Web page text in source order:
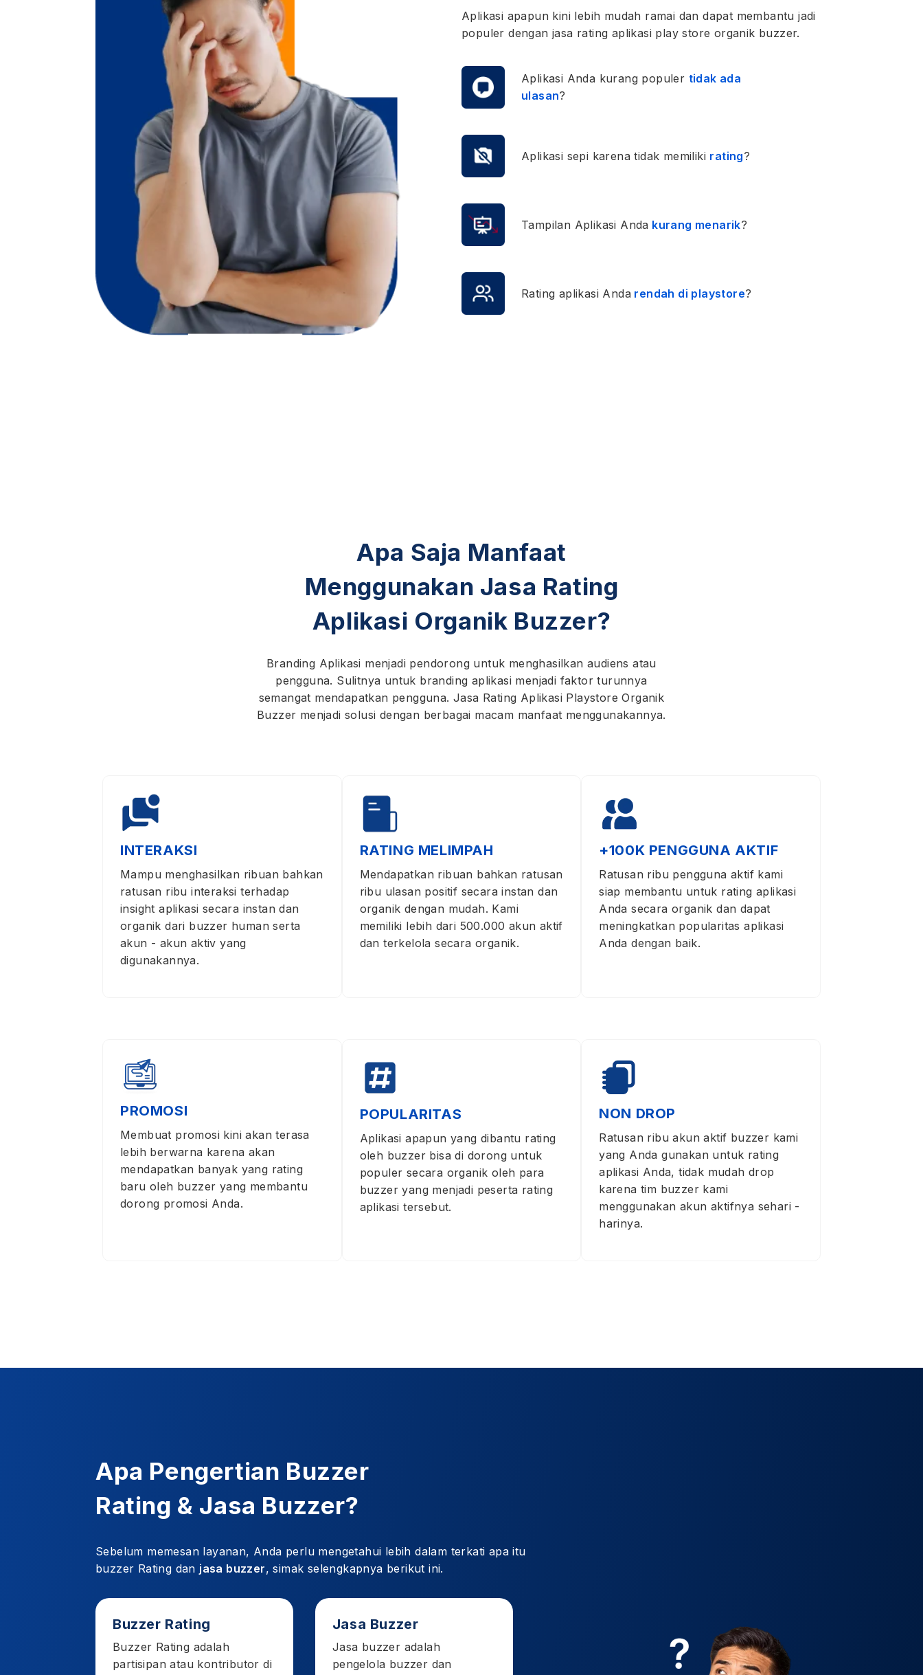
Aplikasi apapun kini lebih mudah ramai dan dapat membantu jadi
populer dengan jasa rating aplikasi play store organik buzzer.
Aplikasi Anda kurang populer tidak ada
ulasan?
Aplikasi sepi karena tidak memiliki rating?
Tampilan Aplikasi Anda kurang menarik?
Rating aplikasi Anda rendah di playstore?
Apa Saja Manfaat
Menggunakan Jasa Rating
Aplikasi Organik Buzzer?
Branding Aplikasi menjadi pendorong untuk menghasilkan audiens atau
pengguna. Sulitnya untuk branding aplikasi menjadi faktor turunnya
semangat mendapatkan pengguna. Jasa Rating Aplikasi Playstore Organik
Buzzer menjadi solusi dengan berbagai macam manfaat menggunakannya.
INTERAKSI
Mampu menghasilkan ribuan bahkan
ratusan ribu interaksi terhadap
insight aplikasi secara instan dan
organik dari buzzer human serta
akun - akun aktiv yang
digunakannya.
RATING MELIMPAH
Mendapatkan ribuan bahkan ratusan
ribu ulasan positif secara instan dan
organik dengan mudah. Kami
memiliki lebih dari 500.000 akun aktif
dan terkelola secara organik.
+100K PENGGUNA AKTIF
Ratusan ribu pengguna aktif kami
siap membantu untuk rating aplikasi
Anda secara organik dan dapat
meningkatkan popularitas aplikasi
Anda dengan baik.
PROMOSI
Membuat promosi kini akan terasa
lebih berwarna karena akan
mendapatkan banyak yang rating
baru oleh buzzer yang membantu
dorong promosi Anda.
POPULARITAS
Aplikasi apapun yang dibantu rating
oleh buzzer bisa di dorong untuk
populer secara organik oleh para
buzzer yang menjadi peserta rating
aplikasi tersebut.
NON DROP
Ratusan ribu akun aktif buzzer kami
yang Anda gunakan untuk rating
aplikasi Anda, tidak mudah drop
karena tim buzzer kami
menggunakan akun aktifnya sehari -
harinya.
Apa Pengertian Buzzer
Rating & Jasa Buzzer?
Sebelum memesan layanan, Anda perlu mengetahui lebih dalam terkati apa itu
buzzer Rating dan jasa buzzer, simak selengkapnya berikut ini.
Buzzer Rating
Buzzer Rating adalah
partisipan atau kontributor di
Jasa Buzzer
Jasa buzzer adalah
pengelola buzzer dan